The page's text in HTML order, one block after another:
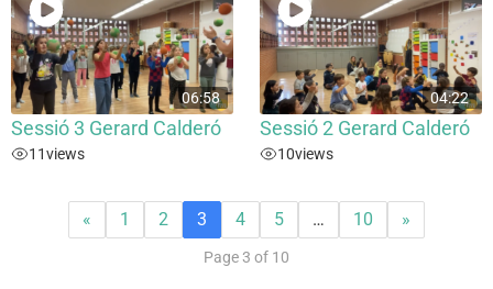
06:58
Sessió 3 Gerard Calderó
11views
04:22
Sessió 2 Gerard Calderó
10views
« 1 2 3 4 5 … 10 »
Page 3 of 10